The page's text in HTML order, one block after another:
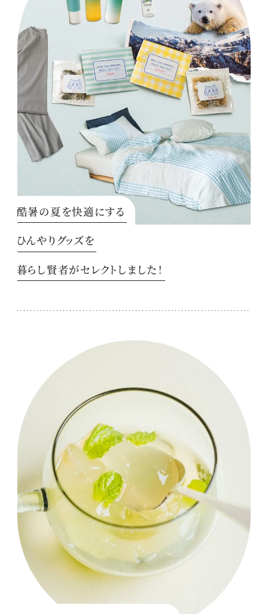
酷暑の夏を快適にする
ひんやりグッズを
暮らし賢者がセレクトしました！